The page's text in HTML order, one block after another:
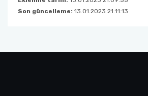
Son güncelleme: 13.01.2023 21:11:13
Birimi